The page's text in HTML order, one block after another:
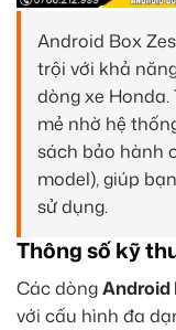
Android Box
trội với khả
dòng xe
mẻ nhờ hệ
sách bảo hành
model), giúp
sử dụng.
Thông số kỹ
Các dòngAndroid
với cấu hình đa